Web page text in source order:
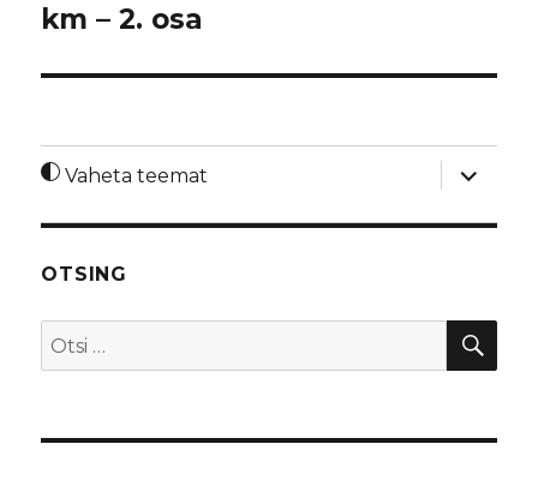
km – 2. osa
Vaheta teemat
laienda
OTSING
Otsi: